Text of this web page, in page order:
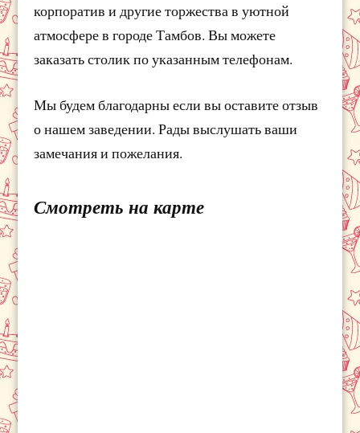
корпоратив и другие торжества в уютной
атмосфере в городе Тамбов. Вы можете
заказать столик по указанным телефонам.
Мы будем благодарны если вы оставите отзыв
о нашем заведении. Рады выслушать ваши
замечания и пожелания.
Смотреть на карте